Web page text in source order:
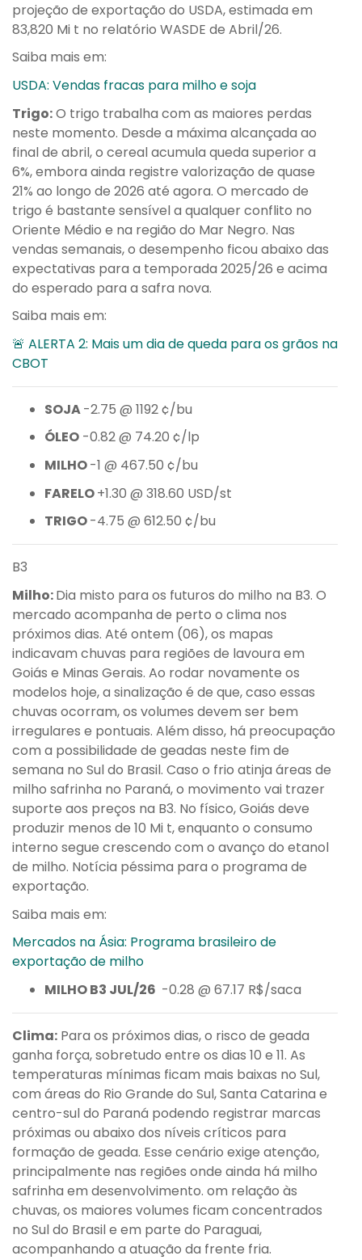
projeção de exportação do USDA, estimada em
83,820 Mi t no relatório WASDE de Abril/26.
Saiba mais em:
USDA: Vendas fracas para milho e soja
Trigo:O trigo trabalha com as maiores perdas
neste momento. Desde a máxima alcançada ao
final de abril, o cereal acumula queda superior a
6%, embora ainda registre valorização de quase
21% ao longo de 2026 até agora. O mercado de
trigo é bastante sensível a qualquer conflito no
Oriente Médio e na região do Mar Negro. Nas
vendas semanais, o desempenho ficou abaixo das
expectativas para a temporada 2025/26 e acima
do esperado para a safra nova.
Saiba mais em:
🚨 ALERTA 2: Mais um dia de queda para os grãos na
CBOT
SOJA-2.75 @ 1192 ¢/bu
ÓLEO -0.82 @ 74.20 ¢/lp
MILHO-1 @ 467.50 ¢/bu
FARELO+1.30 @ 318.60 USD/st
TRIGO-4.75 @ 612.50 ¢/bu
B3
Milho:Dia misto para os futuros do milho na B3. O
mercado acompanha de perto o clima nos
próximos dias. Até ontem (06), os mapas
indicavam chuvas para regiões de lavoura em
Goiás e Minas Gerais. Ao rodar novamente os
modelos hoje, a sinalização é de que, caso essas
chuvas ocorram, os volumes devem ser bem
irregulares e pontuais. Além disso, há preocupação
com a possibilidade de geadas neste fim de
semana no Sul do Brasil. Caso o frio atinja áreas de
milho safrinha no Paraná, o movimento vai trazer
suporte aos preços na B3. No físico, Goiás deve
produzir menos de 10 Mi t, enquanto o consumo
interno segue crescendo com o avanço do etanol
de milho. Notícia péssima para o programa de
exportação.
Saiba mais em:
Mercados na Ásia: Programa brasileiro de
exportação de milho
MILHO B3 JUL/26 -0.28 @ 67.17 R$/saca
Clima: Para os próximos dias, o risco de geada
ganha força, sobretudo entre os dias 10 e 11. As
temperaturas mínimas ficam mais baixas no Sul,
com áreas do Rio Grande do Sul, Santa Catarina e
centro-sul do Paraná podendo registrar marcas
próximas ou abaixo dos níveis críticos para
formação de geada. Esse cenário exige atenção,
principalmente nas regiões onde ainda há milho
safrinha em desenvolvimento. om relação às
chuvas, os maiores volumes ficam concentrados
no Sul do Brasil e em parte do Paraguai,
acompanhando a atuação da frente fria.